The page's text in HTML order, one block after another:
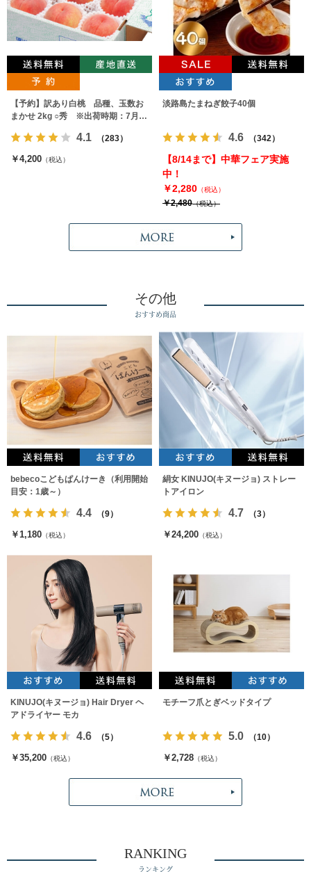
【予約】訳あり白桃 品種、玉数お
まかせ 2kg ○秀 ※出荷時期：7月下
4.1 （283）
￥4,200 （税込）
淡路島たまねぎ餃子40個
4.6 （342）
【8/14まで】中華フェア実施
中！
￥2,280 （税込）
￥2,480（税込）
その他
おすすめ商品
bebecoこどもぱんけーき（利用開始
目安：1歳～）
4.4 （9）
￥1,180 （税込）
絹女 KINUJO(キヌージョ) ストレー
トアイロン
4.7 （3）
￥24,200 （税込）
KINUJO(キヌージョ) Hair Dryer ヘ
アドライヤー モカ
4.6 （5）
￥35,200 （税込）
モチーフ爪とぎベッドタイプ
5.0 （10）
￥2,728 （税込）
RANKING
ランキング